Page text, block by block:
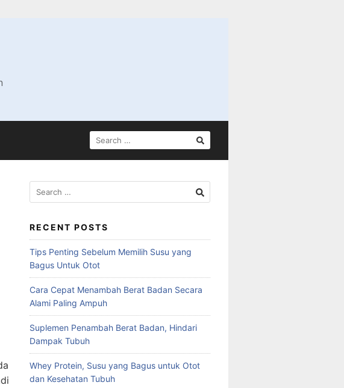
SEARCH
FOR:
Search
for:
RECENT POSTS
Tips Penting Sebelum Memilih Susu yang
Bagus Untuk Otot
Cara Cepat Menambah Berat Badan Secara
Alami Paling Ampuh
Suplemen Penambah Berat Badan, Hindari
Dampak Tubuh
Whey Protein, Susu yang Bagus untuk Otot
dan Kesehatan Tubuh